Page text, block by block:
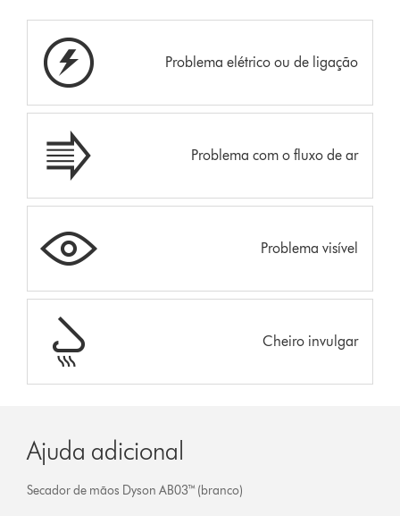
Problema elétrico ou de ligação
Problema com o fluxo de ar
Problema visível
Cheiro invulgar
Ajuda adicional
Secador de mãos Dyson AB03™ (branco)